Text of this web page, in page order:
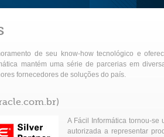
de seu know-how tecnológico e
mantém uma série de parcerias em
fornecedores de soluções do país.
)
A Fácil Informática tornou-
autorizada a representar